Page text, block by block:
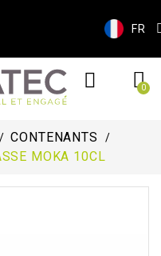
FR
CONTENANTS
MOKA 10CL